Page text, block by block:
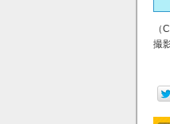
（
撮